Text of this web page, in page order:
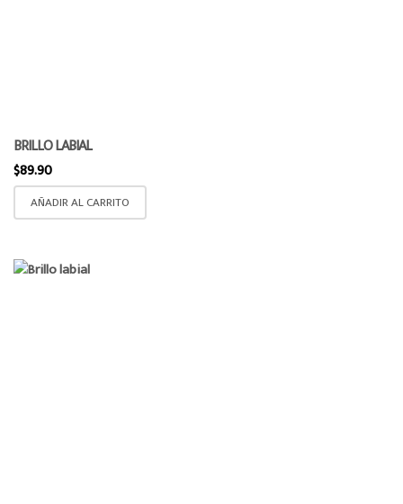
BRILLO LABIAL
$89.90
AÑADIR AL CARRITO